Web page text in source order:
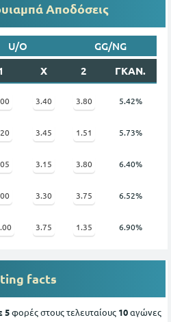
Αποδόσεις
U/O
GG/NG
X 2 ΓΚΑΝ.
3.40 3.80 5.42%
3.45 1.51 5.73%
3.15 3.80 6.40%
3.30 3.75 6.52%
3.75 1.35 6.90%
facts
5φορές στους τελευταίους 10αγώνες